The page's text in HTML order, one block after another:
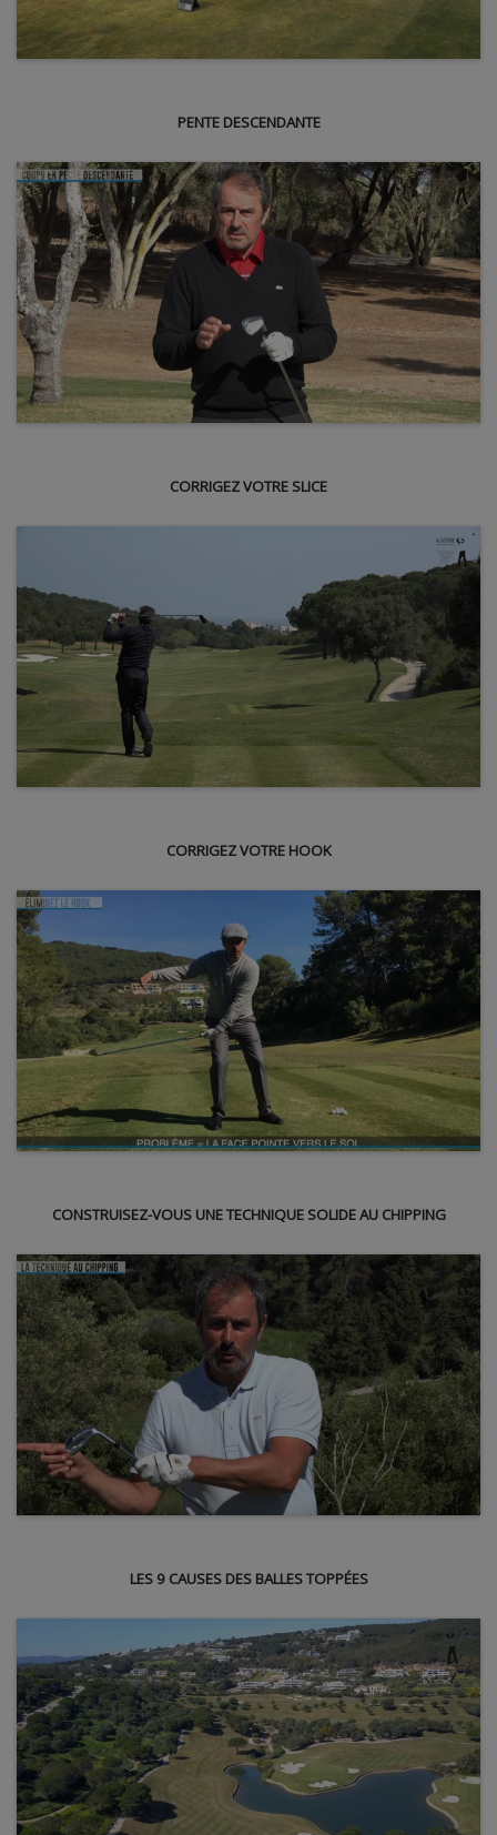
PENTE DESCENDANTE
CORRIGEZ VOTRE SLICE
CORRIGEZ VOTRE HOOK
CONSTRUISEZ-VOUS UNE TECHNIQUE SOLIDE AU CHIPPING
LES 9 CAUSES DES BALLES TOPPÉES